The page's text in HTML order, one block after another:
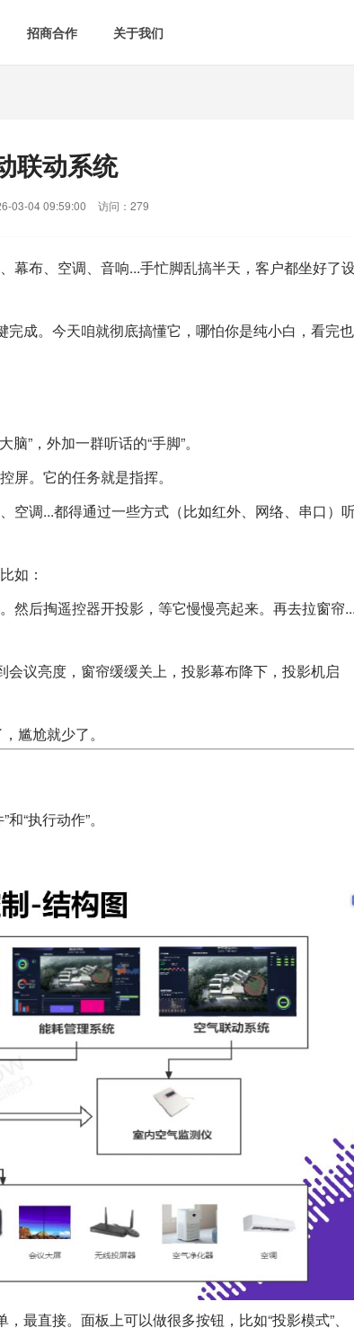
案  智慧用电方案
 智慧场景建设
化
[list:subtitle]
招商合作 关于我们
联动系统
03-04 09:59:00 访问：279
幕布、空调、音响...手忙脚乱搞半天，客户都坐好了
完成。今天咱就彻底搞懂它，哪怕你是纯小白，看完也
”，外加一群听话的“手脚”。
屏。它的任务就是指挥。
空调...都得通过一些方式（比如红外、网络、串口）
如：
然后掏遥控器开投影，等它慢慢亮起来。再去拉窗帘
议亮度，窗帘缓缓关上，投影幕布降下，投影机启
尴尬就少了。
“执行动作”。
最直接。面板上可以做很多按钮，比如“投影模式”、